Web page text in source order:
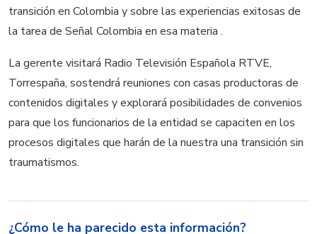
transición en Colombia y sobre las experiencias exitosas de
la tarea de Señal Colombia en esa materia .
La gerente visitará Radio Televisión Española RTVE,
Torrespaña, sostendrá reuniones con casas productoras de
contenidos digitales y explorará posibilidades de convenios
para que los funcionarios de la entidad se capaciten en los
procesos digitales que harán de la nuestra una transición sin
traumatismos.
¿Cómo le ha parecido esta información?